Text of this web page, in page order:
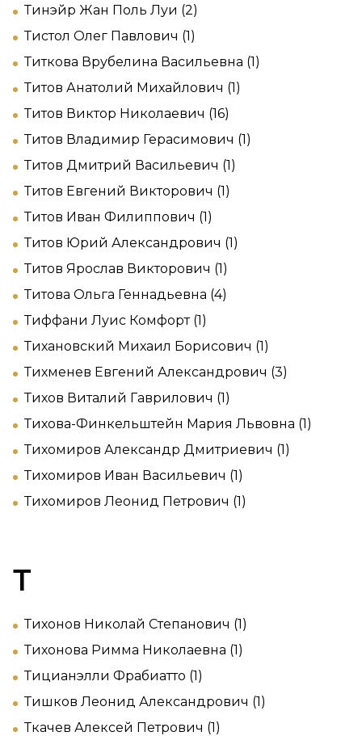
Тинэйр Жан Поль Луи (2)
Тистол Олег Павлович (1)
Титкова Врубелина Васильевна (1)
Титов Анатолий Михайлович (1)
Титов Виктор Николаевич (16)
Титов Владимир Герасимович (1)
Титов Дмитрий Васильевич (1)
Титов Евгений Викторович (1)
Титов Иван Филиппович (1)
Титов Юрий Александрович (1)
Титов Ярослав Викторович (1)
Титова Ольга Геннадьевна (4)
Тиффани Луис Комфорт (1)
Тихановский Михаил Борисович (1)
Тихменев Евгений Александрович (3)
Тихов Виталий Гаврилович (1)
Тихова-Финкельштейн Мария Львовна (1)
Тихомиров Александр Дмитриевич (1)
Тихомиров Иван Васильевич (1)
Тихомиров Леонид Петрович (1)
Т
Тихонов Николай Степанович (1)
Тихонова Римма Николаевна (1)
Тицианэлли Фрабиатто (1)
Тишков Леонид Александрович (1)
Ткачев Алексей Петрович (1)